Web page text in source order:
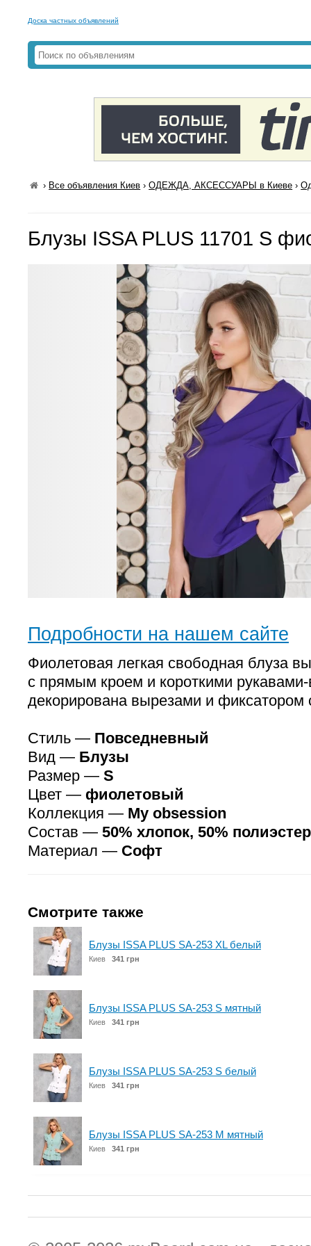
Доска частных объявлений
› Все объявления Киев ›ОДЕЖДА, АКСЕССУАРЫ в Киеве ›
Блузы ISSA PLUS 11701 S
Подробности на нашем сайте
Фиолетовая легкая свободная блуза
с прямым кроем и короткими
декорирована вырезами и фиксатором
Стиль — Повседневный
Вид — Блузы
Размер — S
Цвет — фиолетовый
Коллекция — My obsession
Состав — 50% хлопок, 50% полиэстер
Материал — Софт
Смотрите также
Блузы ISSA PLUS SA-253 XL белый
Киев 341 грн
Блузы ISSA PLUS SA-253 S мятный
Киев 341 грн
Блузы ISSA PLUS SA-253 S белый
Киев 341 грн
Блузы ISSA PLUS SA-253 M мятный
Киев 341 грн